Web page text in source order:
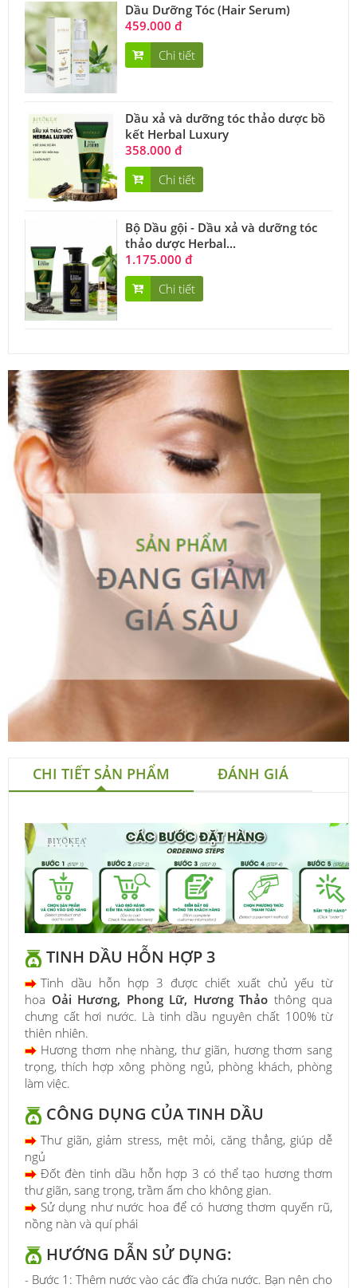
Dầu Dưỡng Tóc (Hair Serum)
459.000 đ
Chi tiết
Dầu xả và dưỡng tóc thảo dược bồ
kết Herbal Luxury
358.000 đ
Chi tiết
Bộ Dầu gội - Dầu xả và dưỡng tóc
thảo dược Herbal...
1.175.000 đ
Chi tiết
CHI TIẾT SẢN PHẨM ĐÁNH GIÁ
TINH DẦU HỖN HỢP 3
Tinh dầu hỗn hợp 3 được chiết xuất chủ yếu từ
hoa Oải Hương, Phong Lữ, Hương Thảo thông qua
chưng cất hơi nước. Là tinh dầu nguyên chất 100% từ
thiên nhiên.
Hương thơm nhẹ nhàng, thư giãn, hương thơm sang
trọng, thích hợp xông phòng ngủ, phòng khách, phòng
làm việc.
CÔNG DỤNG CỦA TINH DẦU
Thư giãn, giảm stress, mệt mỏi, căng thẳng, giúp dễ
ngủ
Đốt đèn tinh dầu hỗn hợp 3 có thể tạo hương thơm
thư giãn, sang trọng, trầm ấm cho không gian.
Sử dụng như nước hoa để có hương thơm quyến rũ,
nồng nàn và quí phái
HƯỚNG DẪN SỬ DỤNG:
- Bước 1: Thêm nước vào các đĩa chứa nước. Bạn nên cho